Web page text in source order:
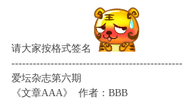
请大家按格式签名
------------------------------------------------
爱坛杂志第六期
《文章AAA》 作者：BBB